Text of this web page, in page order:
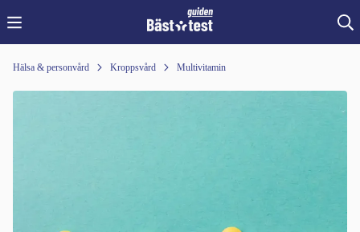
Hälsa & personvård Kroppsvård Multivitamin